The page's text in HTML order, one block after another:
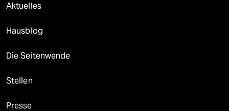
Aktuelles
Hausblog
Die Seitenwende
Stellen
Presse